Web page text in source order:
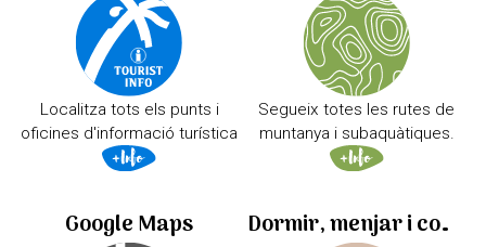
Localitza tots els punts i
oficines d'informació turística
Segueix totes les rutes de
muntanya i subaquàtiques.
Google Maps Dormir, menjar i comprar